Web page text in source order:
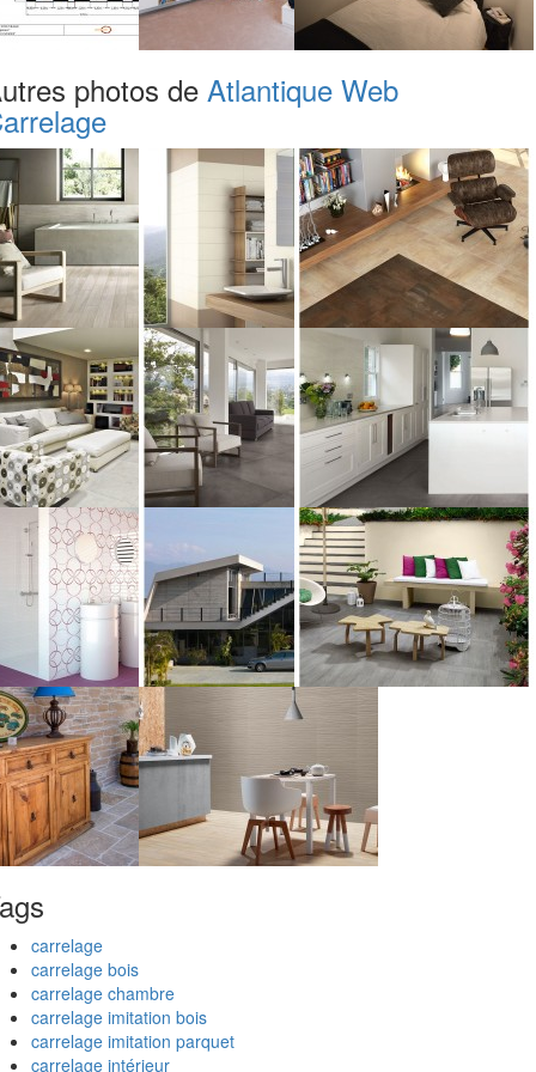
photos de Atlantique Web
carrelage
carrelage bois
carrelage chambre
carrelage imitation bois
carrelage imitation parquet
carrelage intérieur